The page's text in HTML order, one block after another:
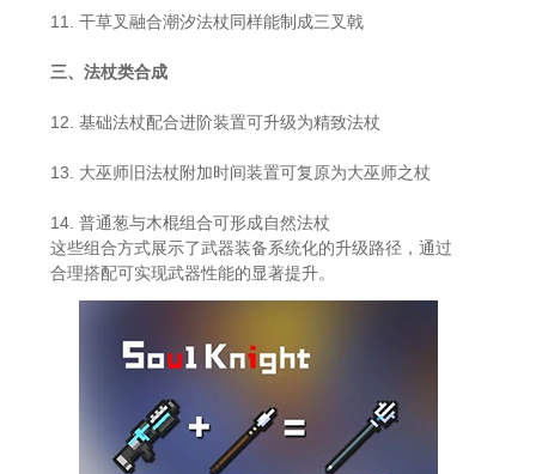
11. 干草叉融合潮汐法杖同样能制成三叉戟
三、法杖类合成
12. 基础法杖配合进阶装置可升级为精致法杖
13. 大巫师旧法杖附加时间装置可复原为大巫师之杖
14. 普通葱与木棍组合可形成自然法杖
这些组合方式展示了武器装备系统化的升级路径，通过
合理搭配可实现武器性能的显著提升。